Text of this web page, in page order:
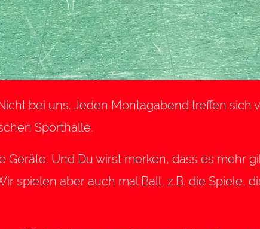
bei uns. Jeden Montagabend treffen sich
Sporthalle.
Und Du wirst merken, dass es mehr
spielen aber auch mal Ball, z.B. die Spiele,